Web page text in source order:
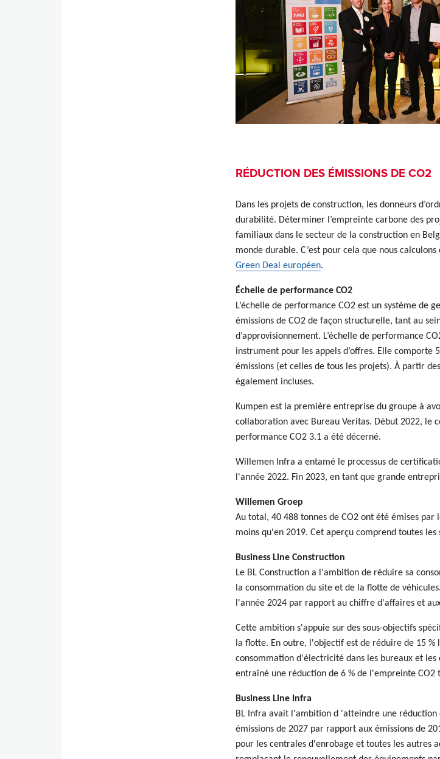
RÉDUCTION DES ÉMISSIONS DE CO2
Dans les projets de construction, les donneurs
durabilité. Déterminer l’empreinte carbone des
familiaux dans le secteur de la construction en
monde durable. C’est pour cela que nous
Green Deal européen.
Échelle de performance CO2
L’échelle de performance CO2 est un système de
émissions de CO2 de façon structurelle, tant au
d’approvisionnement. L’échelle de performance
instrument pour les appels d’offres. Elle comporte
émissions (et celles de tous les projets). À partir
également incluses.
Kumpen est la première entreprise du groupe à
collaboration avec Bureau Veritas. Début 2022, le
performance CO2 3.1 a été décerné.
Willemen Infra a entamé le processus de
l'année 2022. Fin 2023, en tant que grande
Willemen Groep
Au total, 40 488 tonnes de CO2 ont été émises par
moins qu'en 2019. Cet aperçu comprend toutes
Business Line Construction
Le BL Construction a l'ambition de réduire sa
la consommation du site et de la flotte de
l'année 2024 par rapport au chiffre d'affaires et
Cette ambition s'appuie sur des sous-objectifs
la flotte. En outre, l'objectif est de réduire de 15
consommation d'électricité dans les bureaux et
entraîné une réduction de 6 % de l'empreinte
Business Line Infra
BL Infra avait l'ambition d 'atteindre une réduction
émissions de 2027 par rapport aux émissions de
pour les centrales d'enrobage et toutes les autres